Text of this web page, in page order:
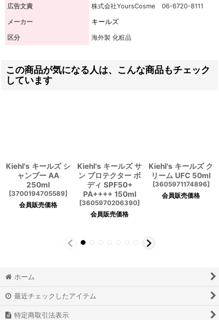
広告文責
株式会社YoursCosme 06-6720-8111
メーカー
キールズ
区分 海外製 化粧品
この商品が気になる人は、こんな商品もチェック
しています
Kiehl's キールズ シ
ャンプー AA
250ml
[3700194705589]
会員販売価格
Kiehl's キールズ サ
ン プロテクター ボ
ディ SPF50+
PA++++ 150ml
[3605970206390]
会員販売価格
Kiehl's キールズ ク
リーム UFC 50ml
[3605971174896]
会員販売価格
ホーム
最近チェックしたアイテム
特定商取引法表示